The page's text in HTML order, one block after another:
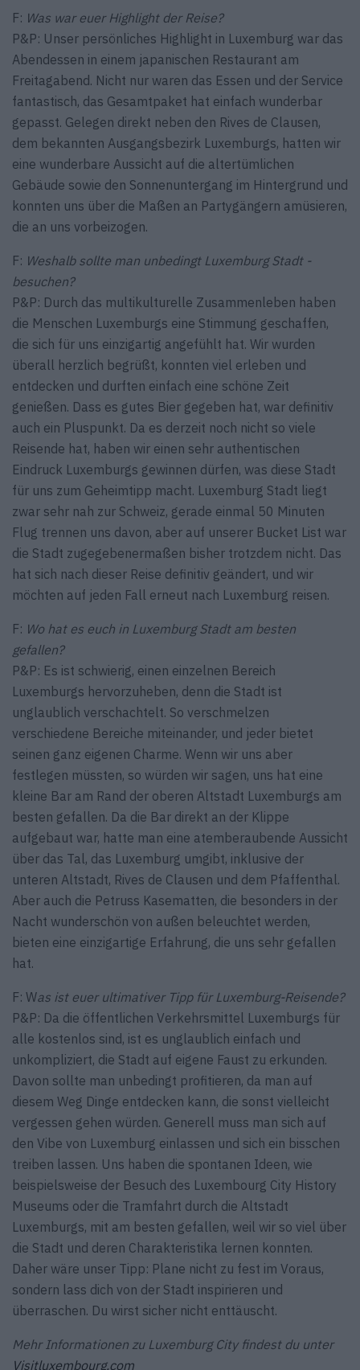
F: Was war euer Highlight der Reise?
P&P: Unser persönliches Highlight in Luxemburg war das
Abendessen in einem japanischen Restaurant am
Freitagabend. Nicht nur waren das Essen und der Service
fantastisch, das Gesamtpaket hat einfach wunderbar
gepasst. Gelegen direkt neben den Rives de Clausen,
dem bekannten Ausgangsbezirk Luxemburgs, hatten wir
eine wunderbare Aussicht auf die altertümlichen
Gebäude sowie den Sonnenuntergang im Hintergrund und
konnten uns über die Maßen an Partygängern amüsieren,
die an uns vorbeizogen.
F: Weshalb sollte man unbedingt Luxemburg Stadt ­
besuchen?
P&P: Durch das multikulturelle Zusammenleben haben
die Menschen Luxemburgs eine Stimmung geschaffen,
die sich für uns einzigartig angefühlt hat. Wir wurden
überall herzlich begrüßt, konnten viel erleben und
entdecken und durften einfach eine schöne Zeit
genießen. Dass es gutes Bier gegeben hat, war definitiv
auch ein Pluspunkt. Da es derzeit noch nicht so viele
Reisende hat, haben wir einen sehr authentischen
Eindruck ­Luxemburgs gewinnen dürfen, was diese Stadt
für uns zum Geheimtipp macht. Luxemburg Stadt liegt
zwar sehr nah zur Schweiz, gerade einmal 50 Minuten
Flug trennen uns davon, aber auf unserer Bucket List war
die Stadt zugegebenermaßen bisher trotzdem nicht. Das
hat sich nach dieser Reise definitiv geändert, und wir
möchten auf jeden Fall erneut nach Luxemburg reisen.
F: Wo hat es euch in Luxemburg Stadt am besten
gefallen?
P&P: Es ist schwierig, einen einzelnen Bereich
Luxemburgs hervorzuheben, denn die Stadt ist
unglaublich verschachtelt. So verschmelzen
verschiedene Bereiche miteinander, und jeder bietet
seinen ganz eigenen Charme. Wenn wir uns aber
festlegen müssten, so würden wir sagen, uns hat eine
kleine Bar am Rand der oberen Altstadt Luxemburgs am
besten gefallen. Da die Bar direkt an der Klippe
aufgebaut war, hatte man eine atemberaubende Aussicht
über das Tal, das ­Luxemburg umgibt, inklusive der
unteren Altstadt, Rives de Clausen und dem Pfaffenthal.
Aber auch die Petruss Kasematten, die besonders in der
Nacht wunderschön von außen beleuchtet werden,
bieten eine einzigartige Erfahrung, die uns sehr gefallen
hat.
F: Was ist euer ultimativer Tipp für Luxemburg-Reisende?
P&P: Da die öffentlichen Verkehrsmittel Luxemburgs für
alle kostenlos sind, ist es unglaublich einfach und
unkompliziert, die Stadt auf eigene Faust zu erkunden.
Davon sollte man unbedingt profitieren, da man auf
diesem Weg Dinge entdecken kann, die sonst vielleicht
vergessen gehen würden. Generell muss man sich auf
den Vibe von Luxemburg einlassen und sich ein bisschen
treiben lassen. Uns haben die spontanen Ideen, wie
beispielsweise der Besuch des Luxembourg City History
Museums oder die Tramfahrt durch die Altstadt
Luxemburgs, mit am besten gefallen, weil wir so viel über
die Stadt und deren Charakteristika lernen konnten.
Daher wäre unser Tipp: Plane nicht zu fest im Voraus,
sondern lass dich von der Stadt inspirieren und
überraschen. Du wirst sicher nicht enttäuscht.
Mehr Informationen zu Luxemburg City findest du unter
Visitluxembourg.com